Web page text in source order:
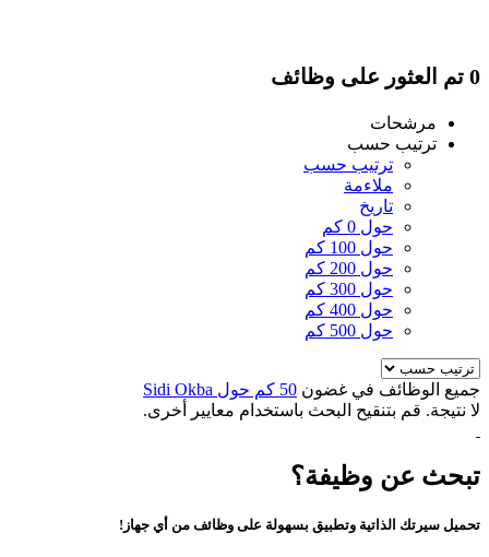
0 تم العثور على وظائف
مرشحات
ترتيب حسب
ترتيب حسب
ملاءمة
تاريخ
حول 0 كم
حول 100 كم
حول 200 كم
حول 300 كم
حول 400 كم
حول 500 كم
جميع الوظائف في غضون 50 كم حول Sidi Okba
لا نتيجة. قم بتنقيح البحث باستخدام معايير أخرى.
تبحث عن وظيفة؟
تحميل سيرتك الذاتية وتطبيق بسهولة على وظائف من أي جهاز!